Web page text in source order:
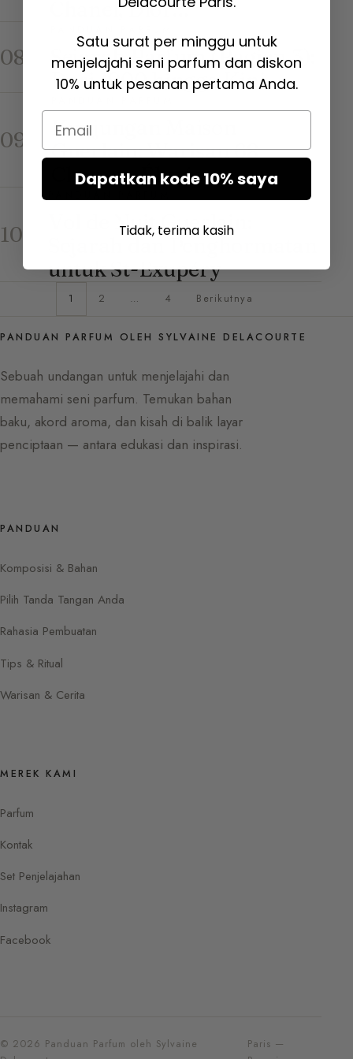
Chanel, Dior…
08
Sejarah Parfum (Bagian 3):
Dari 1900 hingga Kini
09
Kunjungan Maison
Guerlain: Warisan 68
Champs-Élysées
10
Vol de Nuit Guerlain:
untuk St-Exupéry
1 2 … 4 Berikutnya
PANDUAN PARFUM OLEH SYLVAINE DELACOURTE
Sebuah undangan untuk menjelajahi dan
memahami seni parfum. Temukan bahan
baku, akord aroma, dan kisah di balik layar
penciptaan — antara edukasi dan inspirasi.
PANDUAN
Komposisi & Bahan
Pilih Tanda Tangan Anda
Rahasia Pembuatan
Tips & Ritual
Warisan & Cerita
MEREK KAMI
Parfum
Kontak
Set Penjelajahan
Instagram
Facebook
© 2026 Panduan Parfum oleh Sylvaine
Paris —
Satu surat per minggu untuk
menjelajahi seni parfum dan diskon
10% untuk pesanan pertama Anda.
Email
Dapatkan kode 10% saya
Tidak, terima kasih